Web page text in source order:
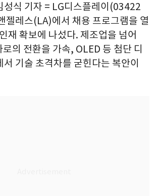
성식 기자 = LG디스플레이(03422
젤레스(LA)에서 채용 프로그램을 열
재 확보에 나섰다. 제조업을 넘어
의 전환을 가속, OLED 등 첨단 디
기술 초격차를 굳힌다는 복안이